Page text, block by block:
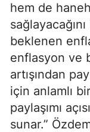
hem de
beklenen
enflasyon ve
artışından
için anlamlı
paylaşımı
sunar.”